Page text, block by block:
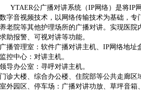
YTAER公广播对讲系统（IP网络）是将IP网
数字音视频技术，以网络传输技术为基础，专
养老院等其他护理场所的广播对讲。实现医
求助报警、可视对讲等功能。
广播管理室：软件广播对讲主机、IP网络地址
监控中心：对讲主机。
领导办公室：寻呼对讲主机。
门诊大楼、综合办公楼、住院部等公共走廊区
室外园区、停车场：广播对讲功放、草坪音箱